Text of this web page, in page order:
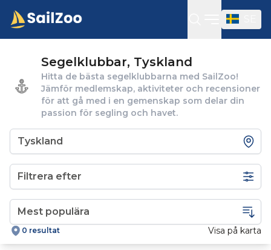
Öppna
Segelklubbar, Tyskland
Hitta de bästa segelklubbarna med SailZoo!
Jämför medlemskap, aktiviteter och recensioner
för att gå med i en gemenskap som delar din
passion för segling och havet.
Filtrera efter
0 resultat Visa på karta